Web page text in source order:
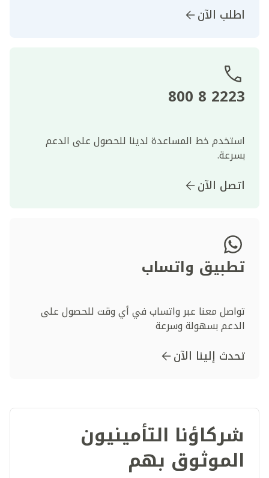
اطلب الآن
2223 8 800
استخدم خط المساعدة لدينا للحصول على الدعم
بسرعة.
اتصل الآن
تطبيق واتساب
تواصل معنا عبر واتساب في أي وقت للحصول على
الدعم بسهولة وسرعة
تحدث إلينا الآن
شركاؤنا التأمينيون
الموثوق بهم